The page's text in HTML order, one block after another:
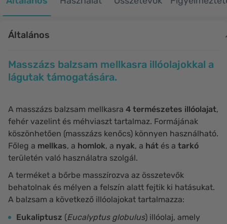
Általános
Masszázs balzsam mellkasra illóolajokkal a
lágutak támogatására.
A masszázs balzsam mellkasra 4 természetes illóolajat,
fehér vazelint és méhviaszt tartalmaz. Formájának
köszönhetően (masszázs kenőcs) könnyen használható.
Főleg a mellkas, a homlok, a nyak, a hát és a tarkó
területén való használatra szolgál.
A terméket a bőrbe masszírozva az összetevők
behatolnak és mélyen a felszín alatt fejtik ki hatásukat.
A balzsam a következő illóolajokat tartalmazza:
Eukaliptusz (Eucalyptus globulus) illóolaj, amely